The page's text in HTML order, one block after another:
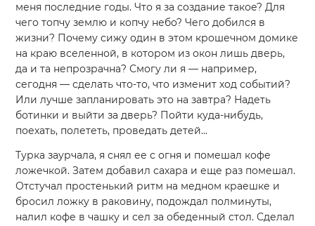
меня последние годы. Что я за создание такое? Для
чего топчу землю и копчу небо? Чего добился в
жизни? Почему сижу один в этом крошечном домике
на краю вселенной, в котором из окон лишь дверь,
да и та непрозрачна? Смогу ли я — например,
сегодня — сделать что-то, что изменит ход событий?
Или лучше запланировать это на завтра? Надеть
ботинки и выйти за дверь? Пойти куда-нибудь,
поехать, полететь, проведать детей...
Турка заурчала, я снял ее с огня и помешал кофе
ложечкой. Затем добавил сахара и еще раз помешал.
Отстучал простенький ритм на медном краешке и
бросил ложку в раковину, подождал полминуты,
налил кофе в чашку и сел за обеденный стол. Сделал